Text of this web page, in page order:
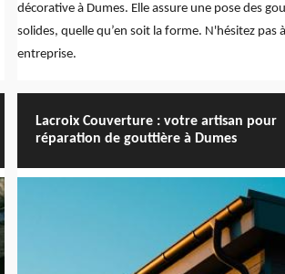
décorative à Dumes. Elle assure une pose des
solides, quelle qu’en soit la forme. N'hésitez pas
entreprise.
Lacroix Couverture : votre artisan pour
réparation de gouttière à Dumes